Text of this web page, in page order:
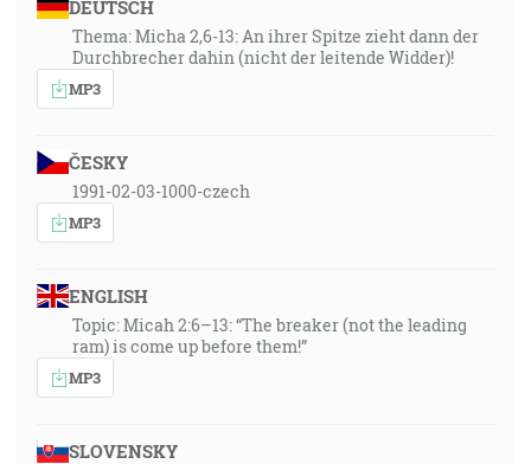
DEUTSCH
Thema: Micha 2,6-13: An ihrer Spitze zieht dann der
Durchbrecher dahin (nicht der leitende Widder)!
MP3
ČESKY
1991-02-03-1000-czech
MP3
ENGLISH
Topic: Micah 2:6–13: “The breaker (not the leading
ram) is come up before them!”
MP3
SLOVENSKY